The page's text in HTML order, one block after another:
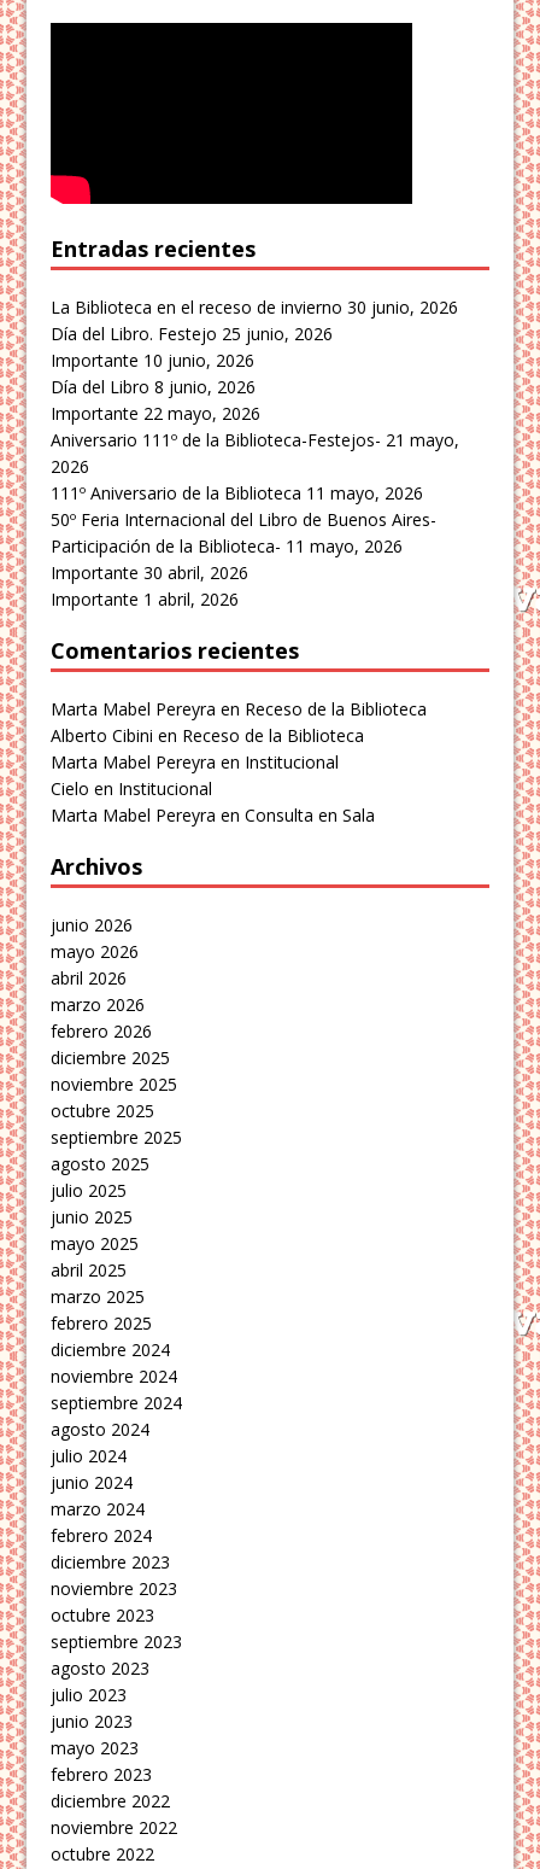
Entradas recientes
La Biblioteca en el receso de invierno 30 junio, 2026
Día del Libro. Festejo 25 junio, 2026
Importante 10 junio, 2026
Día del Libro 8 junio, 2026
Importante 22 mayo, 2026
Aniversario 111º de la Biblioteca-Festejos- 21 mayo,
2026
111º Aniversario de la Biblioteca 11 mayo, 2026
50º Feria Internacional del Libro de Buenos Aires-
Participación de la Biblioteca- 11 mayo, 2026
Importante 30 abril, 2026
Importante 1 abril, 2026
Comentarios recientes
Marta Mabel Pereyra en Receso de la Biblioteca
Alberto Cibini en Receso de la Biblioteca
Marta Mabel Pereyra en Institucional
Cielo en Institucional
Marta Mabel Pereyra enConsulta en Sala
Archivos
junio 2026
mayo 2026
abril 2026
marzo 2026
febrero 2026
diciembre 2025
noviembre 2025
octubre 2025
septiembre 2025
agosto 2025
julio 2025
junio 2025
mayo 2025
abril 2025
marzo 2025
febrero 2025
diciembre 2024
noviembre 2024
septiembre 2024
agosto 2024
julio 2024
junio 2024
marzo 2024
febrero 2024
diciembre 2023
noviembre 2023
octubre 2023
septiembre 2023
agosto 2023
julio 2023
junio 2023
mayo 2023
febrero 2023
diciembre 2022
noviembre 2022
octubre 2022